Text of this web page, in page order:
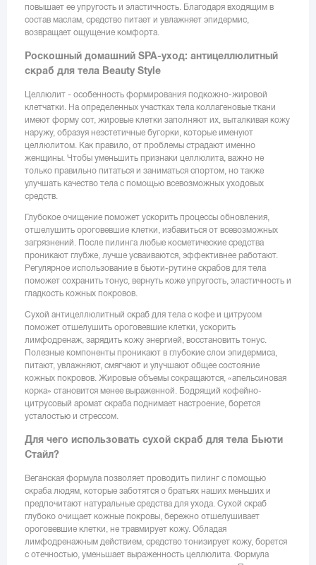
повышает ее упругость и эластичность. Благодаря входящим в
состав маслам, средство питает и увлажняет эпидермис,
возвращает ощущение комфорта.
Роскошный домашний SPA-уход: антицеллюлитный
скраб для тела Beauty Style
Целлюлит - особенность формирования подкожно-жировой
клетчатки. На определенных участках тела коллагеновые ткани
имеют форму сот, жировые клетки заполняют их, выталкивая кожу
наружу, образуя неэстетичные бугорки, которые именуют
целлюлитом. Как правило, от проблемы страдают именно
женщины. Чтобы уменьшить признаки целлюлита, важно не
только правильно питаться и заниматься спортом, но также
улучшать качество тела с помощью всевозможных уходовых
средств.
Глубокое очищение поможет ускорить процессы обновления,
отшелушить ороговевшие клетки, избавиться от всевозможных
загрязнений. После пилинга любые косметические средства
проникают глубже, лучше усваиваются, эффективнее работают.
Регулярное использование в бьюти-рутине скрабов для тела
поможет сохранить тонус, вернуть коже упругость, эластичность и
гладкость кожных покровов.
Сухой антицеллюлитный скраб для тела с кофе и цитрусом
поможет отшелушить ороговевшие клетки, ускорить
лимфодренаж, зарядить кожу энергией, восстановить тонус.
Полезные компоненты проникают в глубокие слои эпидермиса,
питают, увлажняют, смягчают и улучшают общее состояние
кожных покровов. Жировые объемы сокращаются, «апельсиновая
корка» становится менее выраженной. Бодрящий кофейно-
цитрусовый аромат скраба поднимает настроение, борется
усталостью и стрессом.
Для чего использовать сухой скраб для тела Бьюти
Стайл?
Веганская формула позволяет проводить пилинг с помощью
скраба людям, которые заботятся о братьях наших меньших и
предпочитают натуральные средства для ухода. Сухой скраб
глубоко очищает кожные покровы, бережно отшелушивает
ороговевшие клетки, не травмирует кожу. Обладая
лимфодренажным действием, средство тонизирует кожу, борется
с отечностью, уменьшает выраженность целлюлита. Формула